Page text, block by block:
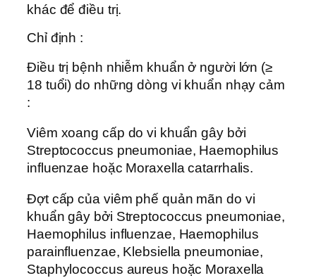
khác để điều trị.
Chỉ định :
Ðiều trị bệnh nhiễm khuẩn ở người lớn (≥
18 tuổi) do những dòng vi khuẩn nhạy cảm
:
Viêm xoang cấp do vi khuẩn gây bởi
Streptococcus pneumoniae, Haemophilus
influenzae hoặc Moraxella catarrhalis.
Ðợt cấp của viêm phế quản mãn do vi
khuẩn gây bởi Streptococcus pneumoniae,
Haemophilus influenzae, Haemophilus
parainfluenzae, Klebsiella pneumoniae,
Staphylococcus aureus hoặc Moraxella